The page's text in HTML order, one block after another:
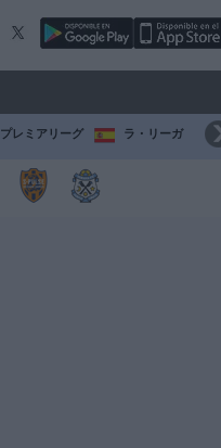
プレミアリーグ ラ・リーガ